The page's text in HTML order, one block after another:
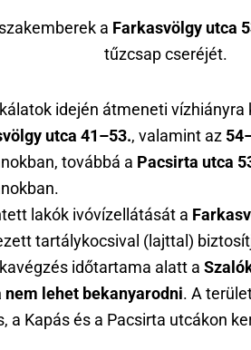
a Farkasvölgy utca
tűzcsap cseréjét.
idején átmeneti vízhiányra
utca 41–53., valamint az
továbbá a Pacsirta utca
lakók ivóvízellátását a
tartálykocsival (lajttal)
időtartama alatt a
nem lehet bekanyarodni. A
a Kapás és a Pacsirta utcákon